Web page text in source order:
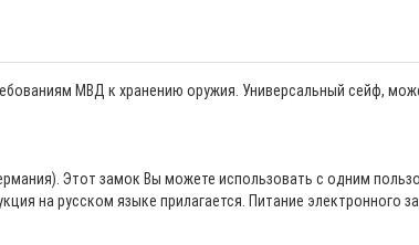
МВД к хранению оружия. Универсальный сейф,
Этот замок Вы можете использовать с одним
на русском языке прилагается. Питание электронного